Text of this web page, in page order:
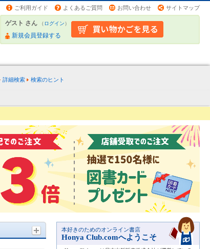
ご利用ガイド よくあるご質問 お問い合わせ サイトマップ
ゲスト さん （ログイン）
新規会員登録する
詳細検索 検索のヒント
本好きのためのオンライン書店
Honya Club.comへようこそ